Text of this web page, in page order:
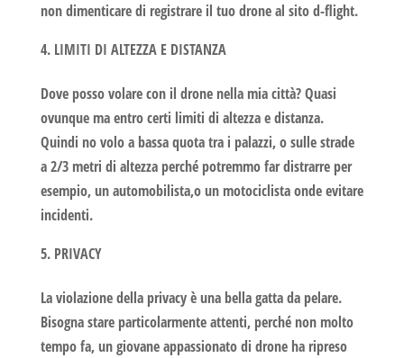
non dimenticare di registrare il tuo drone al sito d-flight.
LIMITI DI ALTEZZA E DISTANZA
Dove posso volare con il dronenella mia città? Quasi
ovunque ma entro certi limiti di altezza e distanza.
Quindi no volo a bassa quotatra i palazzi, o sulle strade
a 2/3 metri di altezza perché potremmo far distrarre per
esempio, un automobilista,o un motociclista onde evitare
incidenti.
PRIVACY
La violazione della privacy è una bella gatta da pelare.
Bisogna stare particolarmente attenti, perché non molto
tempo fa, un giovane appassionato di drone ha ripreso